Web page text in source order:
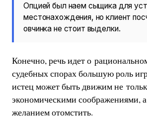
Опцией был наем сыщика для
местонахождения, но клиент
овчинка не стоит выделки.
Конечно, речь идет о
судебных спорах большую роль
истец может быть движим не
экономическими соображениями,
желанием отомстить.